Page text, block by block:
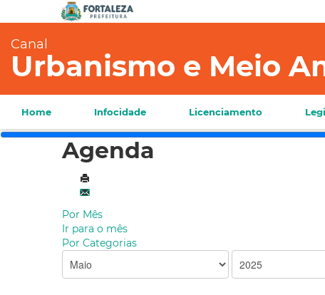
Canal
Urbanismo e Meio
Home Infocidade Licenciamento
Agenda
Por Mês
Ir para o mês
Por Categorias